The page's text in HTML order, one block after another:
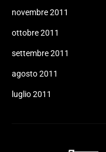
novembre 2011
ottobre 2011
settembre 2011
agosto 2011
luglio 2011